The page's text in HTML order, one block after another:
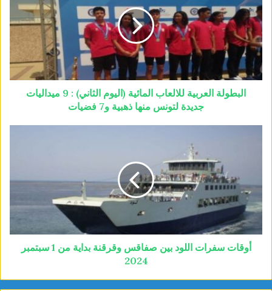
البطولة العربية للالعاب المائية (اليوم الثاني) : 9 ميداليات
جديدة لتونس منها ذهبية و7 فضيات
أوقات سفرات اللود بين صفاقس وقرقنة بداية من 1 سبتمبر
2024